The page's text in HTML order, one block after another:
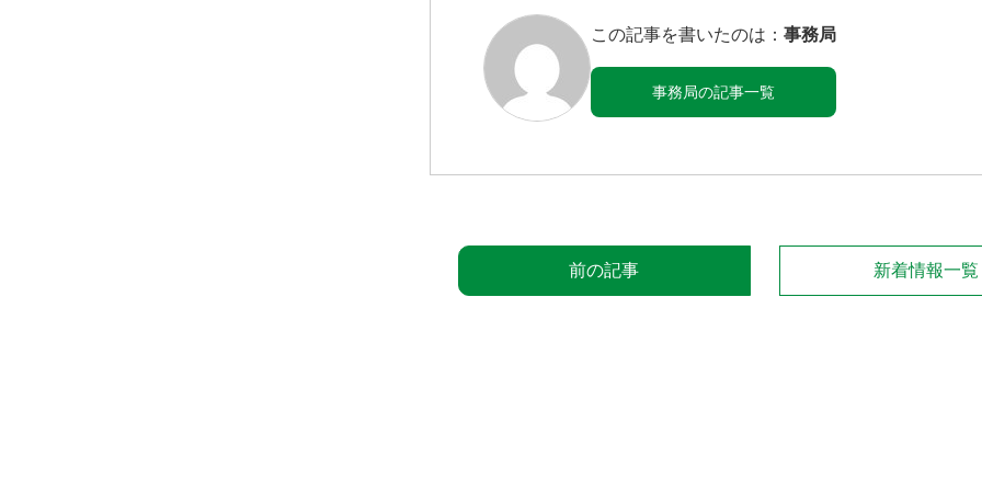
この記事を書いたのは： 事務局
事務局の記事一覧
前の記事 新着情報一覧